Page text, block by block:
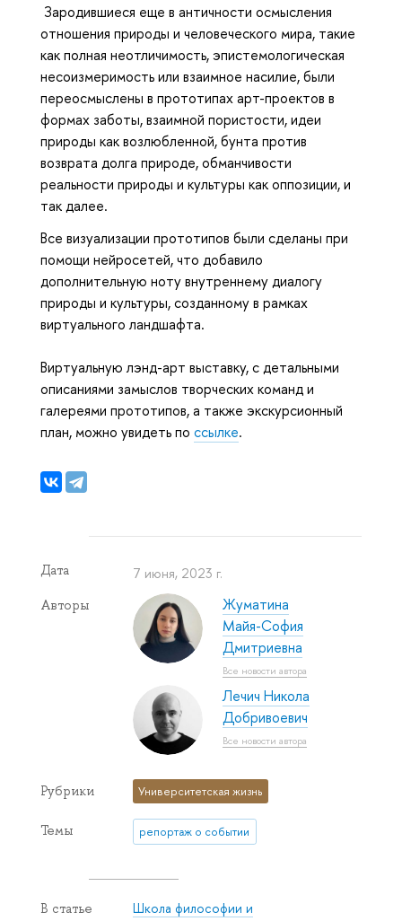
Зародившиеся еще в античности осмысления
отношения природы и человеческого мира, такие
как полная неотличимость, эпистемологическая
несоизмеримость или взаимное насилие, были
переосмыслены в прототипах арт-проектов в
формах заботы, взаимной пористости, идеи
природы как возлюбленной, бунта против
возврата долга природе, обманчивости
реальности природы и культуры как оппозиции, и
так далее.
Все визуализации прототипов были сделаны при
помощи нейросетей, что добавило
дополнительную ноту внутреннему диалогу
природы и культуры, созданному в рамках
виртуального ландшафта.
Виртуальную лэнд-арт выставку, с детальными
описаниями замыслов творческих команд и
галереями прототипов, а также экскурсионный
план, можно увидеть по ссылке.
Дата 7 июня, 2023 г.
Авторы
Жуматина
Майя-София
Дмитриевна
Все новости автора
Лечич Никола
Добривоевич
Все новости автора
Рубрики Университетская жизнь
Темы репортаж о событии
В статье
Школа философии и